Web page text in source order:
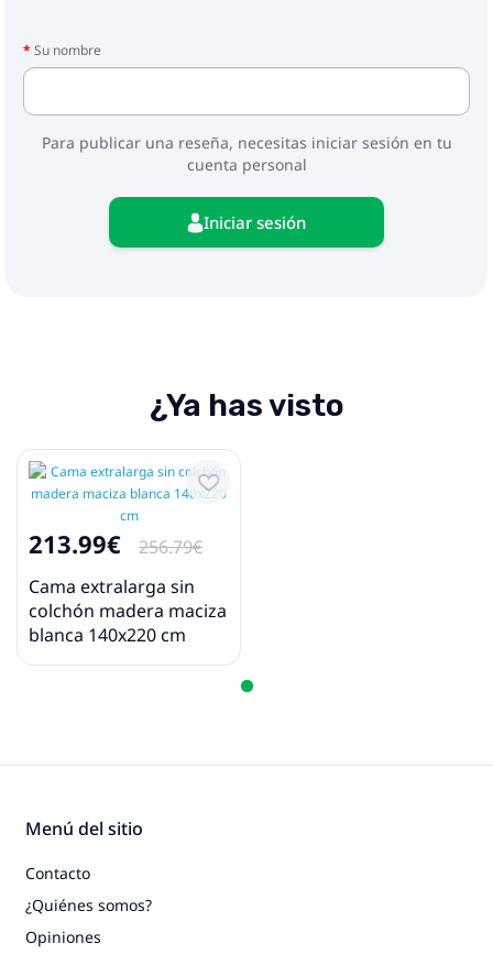
Su nombre
Para publicar una reseña, necesitas iniciar sesión en tu
cuenta personal
Iniciar sesión
¿Ya has visto
213.99€
256.79€
Cama extralarga sin
colchón madera maciza
blanca 140x220 cm
Menú del sitio
Contacto
¿Quiénes somos?
Opiniones